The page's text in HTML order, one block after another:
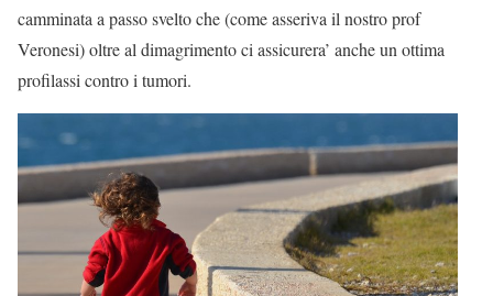
camminata a passo svelto che (come asseriva il nostro prof
Veronesi) oltre al dimagrimento ci assicurera’ anche un ottima
profilassi contro i tumori.